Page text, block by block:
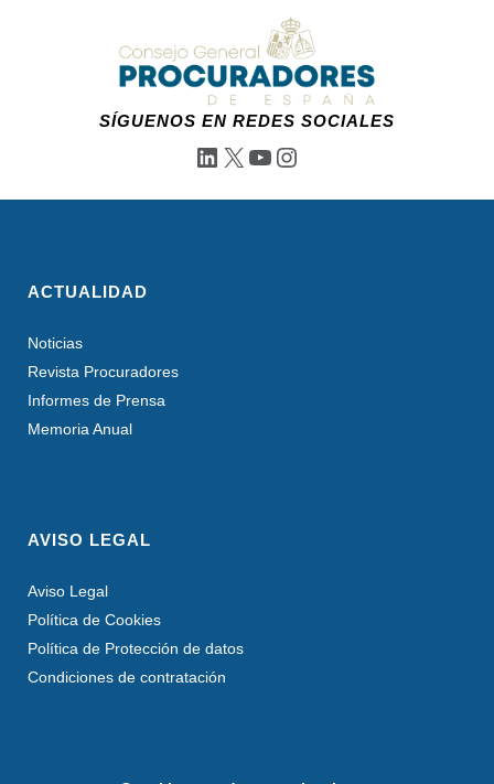
SÍGUENOS EN REDES SOCIALES
LinkedIn
X YouTube
Instagram
ACTUALIDAD
Noticias
Revista Procuradores
Informes de Prensa
Memoria Anual
AVISO LEGAL
Aviso Legal
Política de Cookies
Política de Protección de datos
Condiciones de contratación